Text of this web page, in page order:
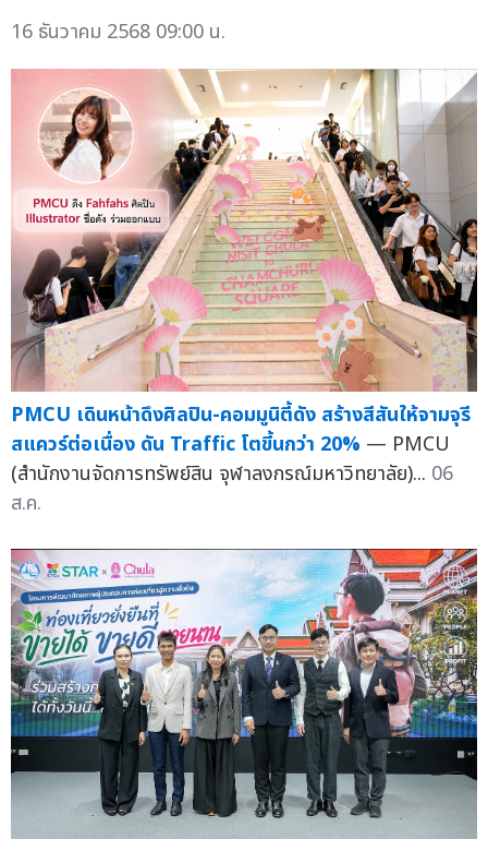
16 ธันวาคม 2568 09:00 น.
PMCU เดินหน้าดึงศิลปิน-คอมมูนิตี้ดัง สร้างสีสันให้จามจุรี
สแควร์ต่อเนื่อง ดัน Traffic โตขี้นกว่า 20% — PMCU
(สำนักงานจัดการทรัพย์สิน จุฬาลงกรณ์มหาวิทยาลัย)... 06
ส.ค.